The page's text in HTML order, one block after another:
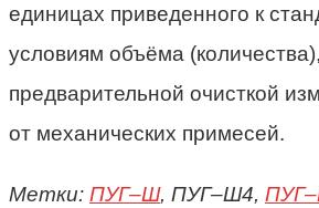
единицах приведенного к
условиям объёма
предварительной очисткой
от механических примесей.
Метки: ПУГ–Ш, ПУГ–Ш4,